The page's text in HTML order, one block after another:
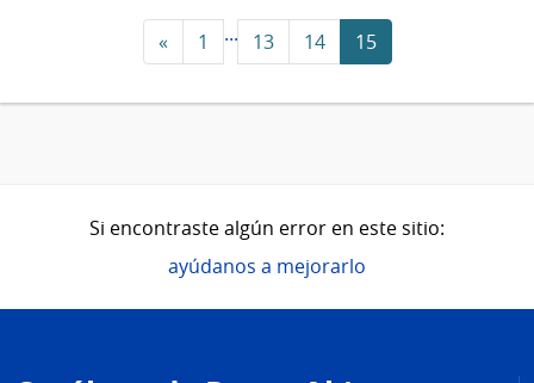
« 1 ... 13 14 15
Si encontraste algún error en este sitio:
ayúdanos a mejorarlo
de